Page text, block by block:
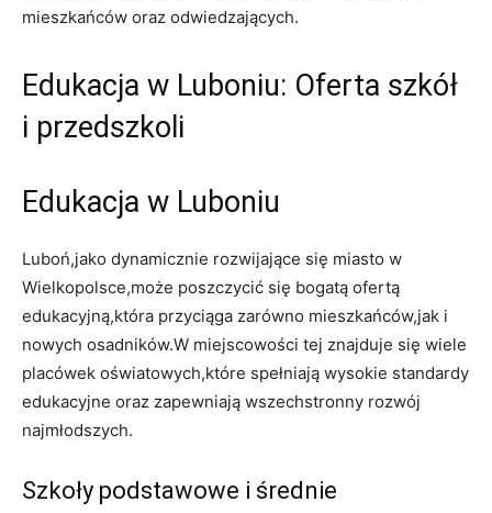
mieszkańców oraz odwiedzających.
Edukacja w Luboniu: Oferta szkół
i przedszkoli
Edukacja w Luboniu
Luboń,jako dynamicznie rozwijające się miasto w
Wielkopolsce,może poszczycić się bogatą ofertą
edukacyjną,która przyciąga zarówno mieszkańców,jak i
nowych osadników.W miejscowości tej znajduje się wiele
placówek oświatowych,które spełniają wysokie standardy
edukacyjne oraz zapewniają wszechstronny rozwój
najmłodszych.
Szkoły podstawowe i średnie